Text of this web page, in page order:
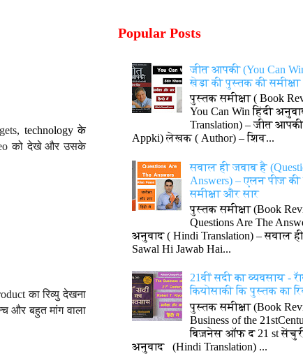
, technologyके
को देखे और उसके
का रिव्यु देखना
और बहुत मांग वाला
Popular Posts
जीत आपकी (You Can
खेड़ा की पुस्तक की
पुस्तक समीक्षा ( Book
You Can Win हिंदी
Translation) – जीत आपकी
Appki) लेखक ( Author) – शिव...
सवाल ही जवाब है
Answers) – एलन पीज
समीक्षा और सार
पुस्तक समीक्षा (Book
Questions Are The
अनुवाद ( Hindi Translation) – सवाल
Sawal Hi Jawab Hai...
21वीं सदी का व्यवसाय -
कियोसाकी कि पुस्तक का
पुस्तक समीक्षा (Book
Business of the
बिज़नेस ऑफ द 21 st
अनुवाद (Hindi Translation) ...